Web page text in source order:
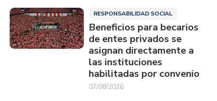
RESPONSABILIDAD SOCIAL
Beneficios para becarios
de entes privados se
asignan directamente a
las instituciones
habilitadas por convenio
07/08/2026